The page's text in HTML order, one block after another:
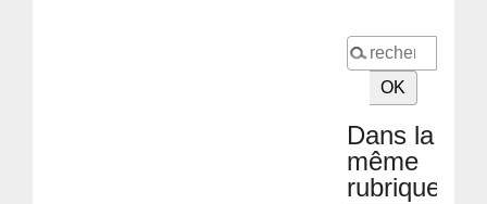
Dans la
même
rubrique